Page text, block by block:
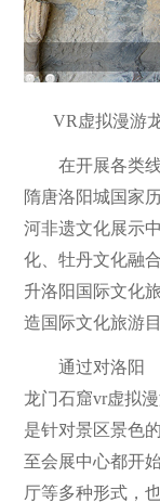
VR虚拟漫游
在开展各类线
隋唐洛阳城国家
河非遗文化展示
化、牡丹文化融
升洛阳国际文化
造国际文化旅游目
通过对洛阳
龙门石窟vr虚拟
是针对景区景色
至会展中心都开
厅等多种形式，